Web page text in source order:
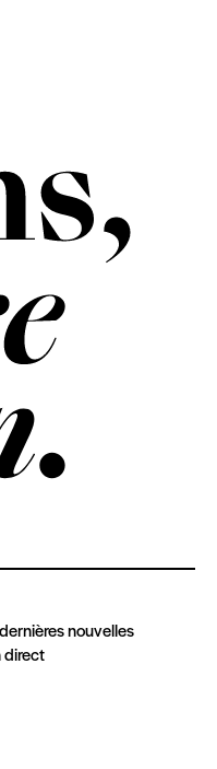
nouvelles
direct